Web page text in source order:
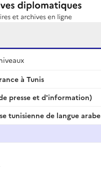
à Tunis
presse et d'information)
tunisienne de langue arabe